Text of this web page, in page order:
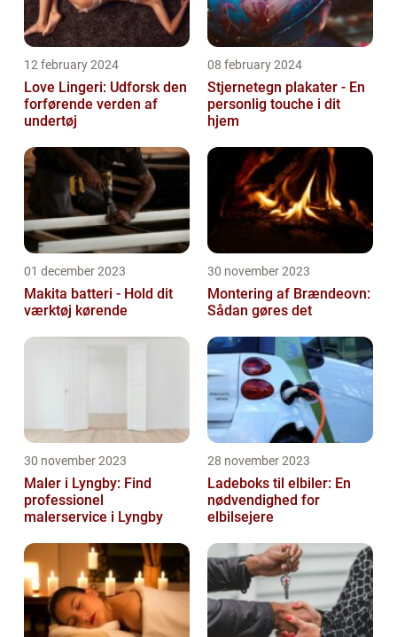
12 february 2024
Love Lingeri: Udforsk den
forførende verden af
undertøj
08 february 2024
Stjernetegn plakater - En
personlig touche i dit
hjem
01 december 2023
Makita batteri - Hold dit
værktøj kørende
30 november 2023
Montering af Brændeovn:
Sådan gøres det
30 november 2023
Maler i Lyngby: Find
professionel
malerservice i Lyngby
28 november 2023
Ladeboks til elbiler: En
nødvendighed for
elbilsejere